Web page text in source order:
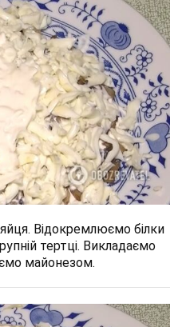
Відокремлюємо білки
тертці. Викладаємо
майонезом.